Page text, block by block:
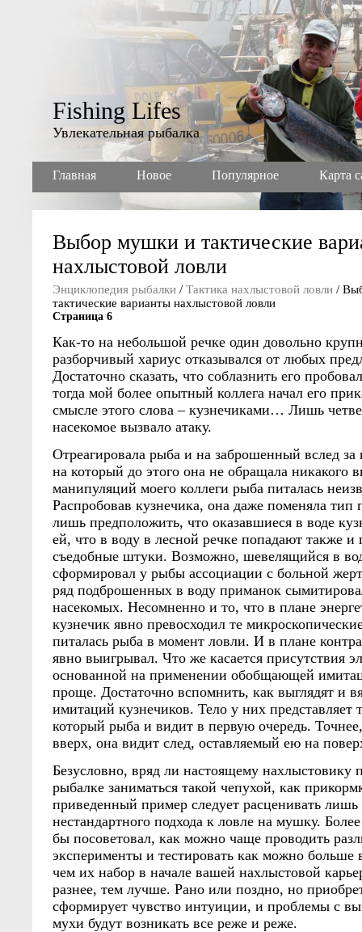
Fishing Lifes
Увлекательная рыбалка
Главная Новое Популярное Карта
Выбор мушки и тактические
нахлыстовой ловли
Энциклопедия рыбалки / Тактика нахлыстовой ловли /
тактические варианты нахлыстовой ловли
Страница 6
Как-то на небольшой речке один довольно
разборчивый хариус отказывался от любых
Достаточно сказать, что соблазнить его
тогда мой более опытный коллега начал его
смысле этого слова – кузнечиками… Лишь
насекомое вызвало атаку.
Отреагировала рыба и на заброшенный вслед за
на который до этого она не обращала никакого
манипуляций моего коллеги рыба питалась
Распробовав кузнечика, она даже поменяла
лишь предположить, что оказавшиеся в воде
ей, что в воду в лесной речке попадают также и
съедобные штуки. Возможно, шевелящийся в
сформировал у рыбы ассоциации с больной
ряд подброшенных в воду приманок
насекомых. Несомненно и то, что в плане
кузнечик явно превосходил те
питалась рыба в момент ловли. И в плане
явно выигрывал. Что же касается присутствия
основанной на применении обобщающей
проще. Достаточно вспомнить, как выглядят и
имитаций кузнечиков. Тело у них представляет
который рыба и видит в первую очередь.
вверх, она видит след, оставляемый ею на
Безусловно, вряд ли настоящему нахлыстовику
рыбалке заниматься такой чепухой, как
приведенный пример следует расценивать
нестандартного подхода к ловле на мушку.
бы посоветовал, как можно чаще проводить
эксперименты и тестировать как можно
чем их набор в начале вашей нахлыстовой
разнее, тем лучше. Рано или поздно, но
сформирует чувство интуиции, и проблемы с
мухи будут возникать все реже и реже.